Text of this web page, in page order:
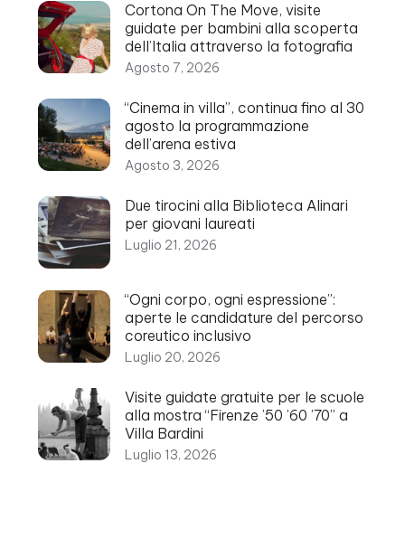
Cortona On The Move, visite
guidate per bambini alla scoperta
dell’Italia attraverso la fotografia
Agosto 7, 2026
“Cinema in villa”, continua fino al 30
agosto la programmazione
dell’arena estiva
Agosto 3, 2026
Due tirocini alla Biblioteca Alinari
per giovani laureati
Luglio 21, 2026
“Ogni corpo, ogni espressione”:
aperte le candidature del percorso
coreutico inclusivo
Luglio 20, 2026
Visite guidate gratuite per le scuole
alla mostra “Firenze ’50 ’60 ’70” a
Villa Bardini
Luglio 13, 2026